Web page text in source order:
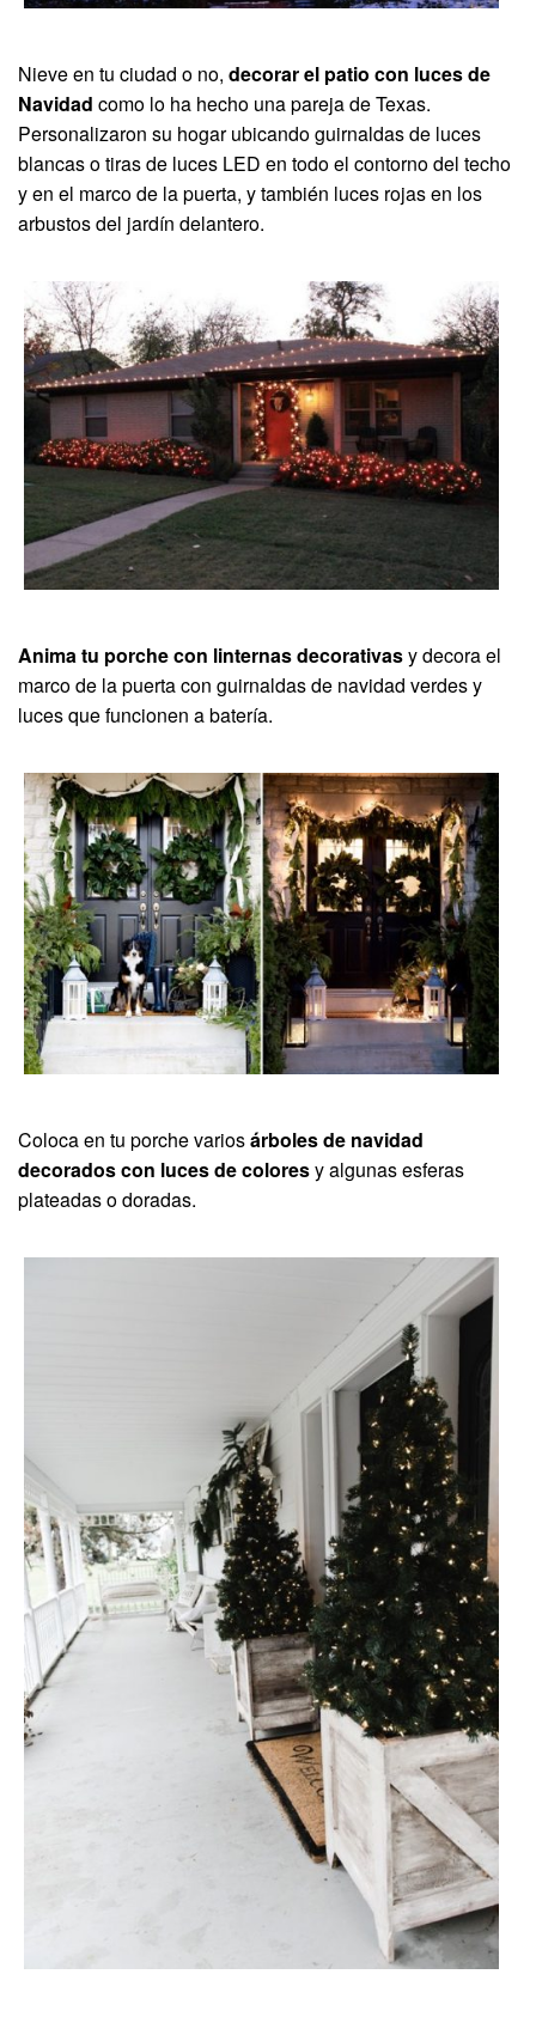
Nieve en tu ciudad o no, decorar el patio con luces de
Navidad como lo ha hecho una pareja de Texas.
Personalizaron su hogar ubicando guirnaldas de luces
blancas o tiras de luces LED en todo el contorno del techo
y en el marco de la puerta, y también luces rojas en los
arbustos del jardín delantero.
Anima tu porche con linternas decorativasy decora el
marco de la puerta con guirnaldas de navidad verdes y
luces que funcionen a batería.
Coloca en tu porche variosárboles de navidad
decorados con luces de coloresy algunas esferas
plateadas o doradas.